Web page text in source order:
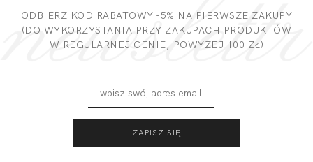
ODBIERZ KOD RABATOWY -5% NA PIERWSZE ZAKUPY
(DO WYKORZYSTANIA PRZY ZAKUPACH PRODUKTÓW
W REGULARNEJ CENIE, POWYZEJ 100 ZŁ)